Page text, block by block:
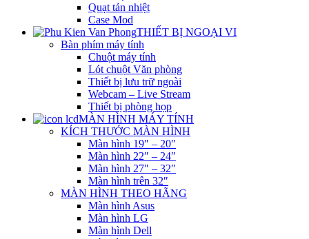
Quạt tản nhiệt
Case Mod
THIẾT BỊ NGOẠI VI
Bàn phím máy tính
Chuột máy tính
Lót chuột Văn phòng
Thiết bị lưu trữ ngoài
Webcam – Live Stream
Thiết bị phòng họp
MÀN HÌNH MÁY TÍNH
KÍCH THƯỚC MÀN HÌNH
Màn hình 19″ – 20″
Màn hình 22″ – 24″
Màn hình 27″ – 32″
Màn hình trên 32″
MÀN HÌNH THEO HÃNG
Màn hình Asus
Màn hình LG
Màn hình Dell